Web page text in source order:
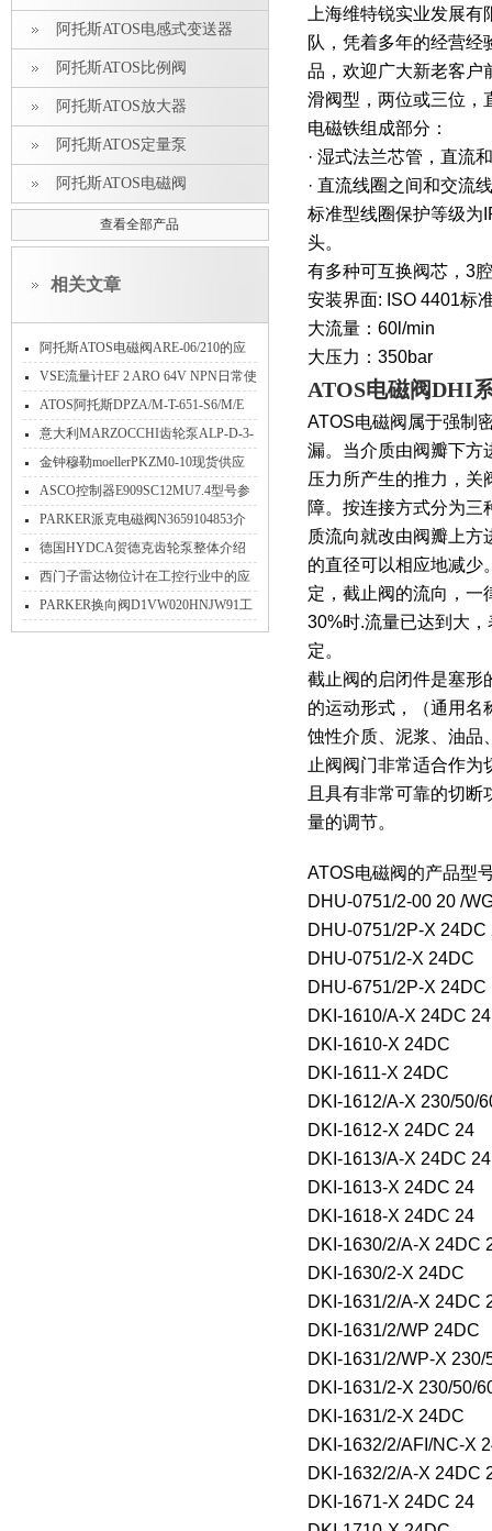
阿托斯ATOS电感式变送器
阿托斯ATOS比例阀
阿托斯ATOS放大器
阿托斯ATOS定量泵
阿托斯ATOS电磁阀
查看全部产品
相关文章
阿托斯ATOS电磁阀ARE-06/210的应
用
VSE流量计EF 2 ARO 64V NPN日常使
用维护
​ATOS阿托斯DPZA/M-T-651-S6/M/E
10/PE电液比例方向阀意大利
意大利MARZOCCHI齿轮泵ALP-D-3-
FG特点
金钟穆勒moellerPKZM0-10现货供应
ASCO控制器E909SC12MU7.4型号参
数
PARKER派克电磁阀N3659104853介
绍
德国HYDCA贺德克齿轮泵整体介绍
文章
西门子雷达物位计在工控行业中的应
用
PARKER换向阀D1VW020HNJW91工
作原理
上海维特锐实业发展
队，凭着多年的经营经
品，欢迎广大新老客户
滑阀型，两位或三位，
电磁铁组成部分：
· 湿式法兰芯管，直流
· 直流线圈之间和交流
标准型线圈保护等级为
头。
有多种可互换阀芯，3
安装界面: ISO 4401标
大流量：60l/min
大压力：350bar
ATOS电磁阀DHI
ATOS电磁阀属于强制
漏。当介质由阀瓣下方
压力所产生的推力，关
障。按连接方式分为三
质流向就改由阀瓣上方
的直径可以相应地减少
定，截止阀的流向，一
30%时.流量已达到大
定。
截止阀的启闭件是塞形
的运动形式，（通用名
蚀性介质、泥浆、油品
止阀阀门非常适合作
且具有非常可靠的切
量的调节。
ATOS电磁阀的产品型
DHU-0751/2-00 20 /
DHU-0751/2P-X 24DC
DHU-0751/2-X 24DC
DHU-6751/2P-X 24DC
DKI-1610/A-X 24DC 24
DKI-1610-X 24DC
DKI-1611-X 24DC
DKI-1612/A-X 230/50/
DKI-1612-X 24DC 24
DKI-1613/A-X 24DC 24
DKI-1613-X 24DC 24
DKI-1618-X 24DC 24
DKI-1630/2/A-X 24DC
DKI-1630/2-X 24DC
DKI-1631/2/A-X 24DC
DKI-1631/2/WP 24DC
DKI-1631/2/WP-X 230/
DKI-1631/2-X 230/50/
DKI-1631/2-X 24DC
DKI-1632/2/AFI/NC-X
DKI-1632/2/A-X 24DC
DKI-1671-X 24DC 24